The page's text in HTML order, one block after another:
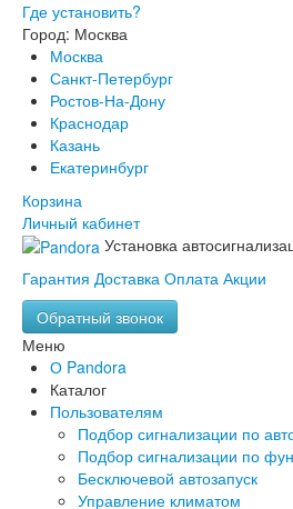
Где установить?
Город: Москва
Москва
Санкт-Петербург
Ростов-На-Дону
Краснодар
Казань
Екатеринбург
Корзина
Личный кабинет
Установка
Гарантия Доставка Оплата Акции
Обратный звонок
Меню
О Pandora
Каталог
Пользователям
Подбор сигнализации по
Подбор сигнализации по
Бесключевой автозапуск
Управление климатом